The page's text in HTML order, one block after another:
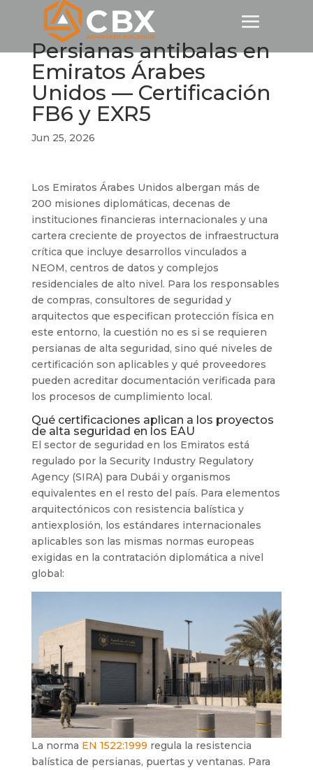
Persianas antibalas en
Emiratos Árabes
Unidos — Certificación
FB6 y EXR5
Jun 25, 2026
Los Emiratos Árabes Unidos albergan más de
200 misiones diplomáticas, decenas de
instituciones financieras internacionales y una
cartera creciente de proyectos de infraestructura
crítica que incluye desarrollos vinculados a
NEOM, centros de datos y complejos
residenciales de alto nivel. Para los responsables
de compras, consultores de seguridad y
arquitectos que especifican protección física en
este entorno, la cuestión no es si se requieren
persianas de alta seguridad, sino qué niveles de
certificación son aplicables y qué proveedores
pueden acreditar documentación verificada para
los procesos de cumplimiento local.
Qué certificaciones aplican a los proyectos
de alta seguridad en los EAU
El sector de seguridad en los Emiratos está
regulado por la Security Industry Regulatory
Agency (SIRA) para Dubái y organismos
equivalentes en el resto del país. Para elementos
arquitectónicos con resistencia balística y
antiexplosión, los estándares internacionales
aplicables son las mismas normas europeas
exigidas en la contratación diplomática a nivel
global:
La norma EN 1522:1999 regula la resistencia
balística de persianas, puertas y ventanas. Para